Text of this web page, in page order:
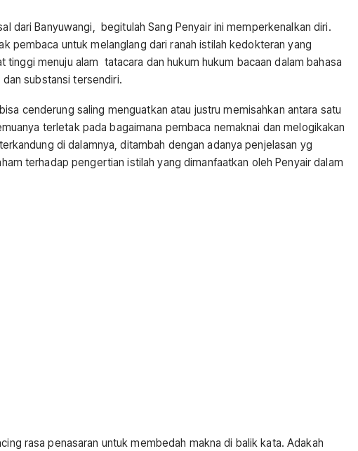
dari Banyuwangi, begitulah Sang Penyair ini memperkenalkan diri.
pembaca untuk melanglang dari ranah istilah kedokteran yang
tinggi menuju alam tatacara dan hukum hukum bacaan dalam bahasa
substansi tersendiri.
cenderung saling menguatkan atau justru memisahkan antara satu
terletak pada bagaimana pembaca nemaknai dan melogikakan
di dalamnya, ditambah dengan adanya penjelasan yg
terhadap pengertian istilah yang dimanfaatkan oleh Penyair dalam
rasa penasaran untuk membedah makna di balik kata. Adakah